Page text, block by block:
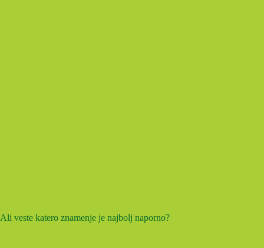
Ali veste katero znamenje je najbolj naporno?